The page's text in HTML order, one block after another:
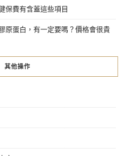
保費有含蓋這些項目
原蛋白，有一定要嗎？價格會很貴
其他操作